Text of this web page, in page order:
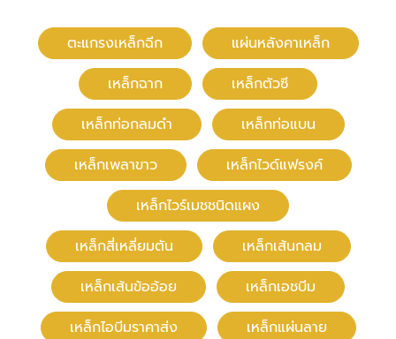
ตะแกรงเหล็กฉีก
แผ่นหลังคาเหล็ก
เหล็กฉาก
เหล็กตัวซี
เหล็กท่อกลมดำ
เหล็กท่อแบน
เหล็กเพลาขาว
เหล็กไวด์แฟรงค์
เหล็กไวร์เมชชนิดแผง
เหล็กสี่เหลี่ยมตัน
เหล็กเส้นกลม
เหล็กเส้นข้ออ้อย
เหล็กเอชบีม
เหล็กไอบีมราคาส่ง
เหล็กแผ่นลาย